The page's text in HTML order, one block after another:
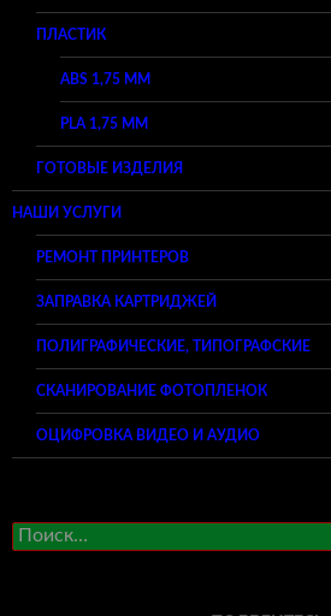
ПЛАСТИК
ABS 1,75 ММ
PLA 1,75 ММ
ГОТОВЫЕ ИЗДЕЛИЯ
НАШИ УСЛУГИ
РЕМОНТ ПРИНТЕРОВ
ЗАПРАВКА КАРТРИДЖЕЙ
ПОЛИГРАФИЧЕСКИЕ, ТИПОГРАФСКИЕ
СКАНИРОВАНИЕ ФОТОПЛЕНОК
ОЦИФРОВКА ВИДЕО И АУДИО
Найти: